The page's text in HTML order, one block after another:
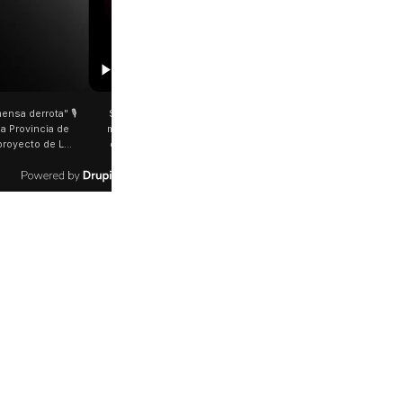
Jorge García Cuerva juntó a
en Liniers El arzobispo
Aires destacó la fortaleza de la
las bajas temperaturas de los
"Son dificultades que pudieron